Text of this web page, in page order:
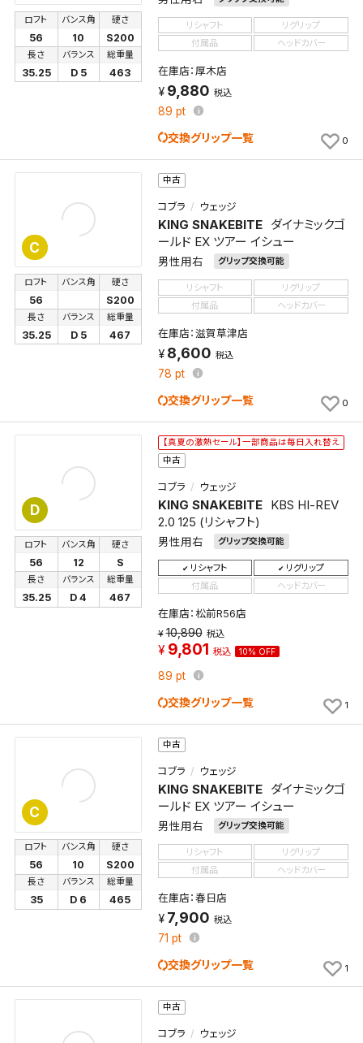
ロフト
56
バンス角
10
硬さ
S200
長さ
35.25
バランス
D 5
総重量
463
リシャフト
リグリップ
付属品
ヘッドカバー
在庫店：厚木店
9,880 税込
89 pt
交換グリップ一覧 0
C
中古
コブラ ウェッジ
KING SNAKEBITE
ダイナミックゴ
ールド EX ツアー イシュー
男性用右 グリップ交換可能
ロフト
56
バンス角 硬さ
S200
長さ
35.25
バランス
D 5
総重量
467
リシャフト
リグリップ
付属品
ヘッドカバー
在庫店：滋賀草津店
8,600 税込
78 pt
交換グリップ一覧 0
D
【真夏の激熱セール】一部商品は毎日入れ替え
中古
コブラ ウェッジ
KING SNAKEBITE
KBS HI-REV
2.0 125 (リシャフト)
男性用右 グリップ交換可能
ロフト
56
バンス角
12
硬さ
S
長さ
35.25
バランス
D 4
総重量
467
リシャフト
リグリップ
付属品
ヘッドカバー
在庫店：松前R56店
10,890 税込
9,801 税込 10% OFF
89 pt
交換グリップ一覧 1
C
中古
コブラ ウェッジ
KING SNAKEBITE
ダイナミックゴ
ールド EX ツアー イシュー
男性用右 グリップ交換可能
ロフト
56
バンス角
10
硬さ
S200
長さ
35
バランス
D 6
総重量
465
リシャフト
リグリップ
付属品
ヘッドカバー
在庫店：春日店
7,900 税込
71 pt
交換グリップ一覧 1
中古
コブラ ウェッジ
この検索条件をマイページ内「保存検索条件一覧」に
保存します。
よく探す商品を、毎回条件指定することなく簡単に開
くことができます。
新着通知
新着通知を「する」にすると、この条件に一致する商品
が入荷した際に、メール及びお客様のアカウント内の
「お知らせ」で通知します。
保存された検索条件は変更できません。
条件を変更したい場合は、マイページの「保存検索条
保存する
キャンセル
検索条件を保存
検索条件を保存しました。
これまで保存した検索条件は、マイページの「保存検
索条件一覧」で確認できます。